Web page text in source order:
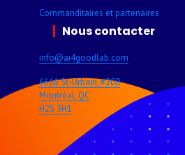
Comman­ditaires et parte­naires
Nous contacter
info@ai4goodlab­.com
6666 St-Urbain, #200
Montréal, QC
H2S 3H1